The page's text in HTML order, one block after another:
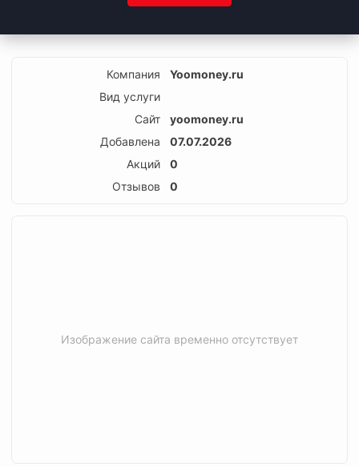
Компания
Yoomoney.ru
Вид услуги
Сайт
yoomoney.ru
Добавлена
07.07.2026
Акций
0
Отзывов
0
Изображение сайта временно отсутствует